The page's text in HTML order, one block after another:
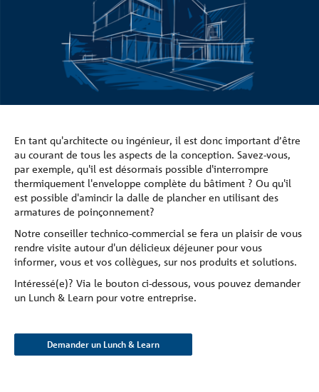
En tant qu'architecte ou ingénieur, il est donc important d’être
au courant de tous les aspects de la conception. Savez-vous,
par exemple, qu'il est désormais possible d'interrompre
thermiquement l'enveloppe complète du bâtiment ? Ou qu'il
est possible d'amincir la dalle de plancher en utilisant des
armatures de poinçonnement?
Notre conseiller technico-commercial se fera un plaisir de vous
rendre visite autour d'un délicieux déjeuner pour vous
informer, vous et vos collègues, sur nos produits et solutions.
Intéressé(e)? Via le bouton ci-dessous, vous pouvez demander
un Lunch & Learn pour votre entreprise.
Demander un Lunch & Learn